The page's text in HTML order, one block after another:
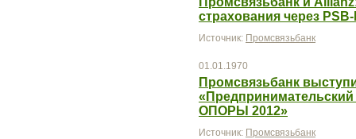
страхования через
Источник: Промсвязьбанк
01.01.1970
Промсвязьбанк
ОПОРЫ 2012»
Источник: Промсвязьбанк